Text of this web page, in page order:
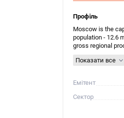
Профіль
Moscow is the
population - 12.6
gross regional
Показати все
Емітент
Сектор